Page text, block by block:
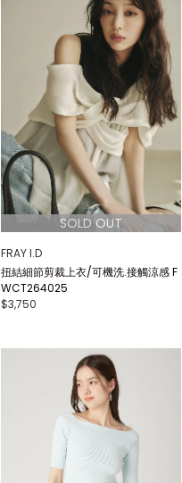
FRAY I.D
扭結細節剪裁上衣/可機洗.接觸涼感 F
WCT264025
$3,750